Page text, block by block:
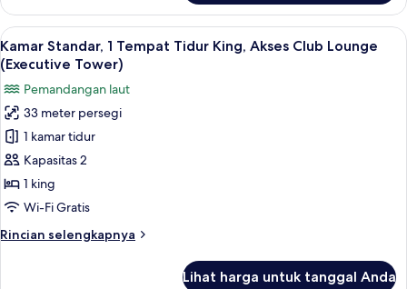
(Executive
Tower)
Kamar
Premium,
1
Tempat
Tidur
King,
Akses
Club
Lounge
(Executive
Lihat
semua
foto
untuk
Kamar
Standar,
1
Tempat
Tidur
Akses
Kamar Standar, 1 Tempat Tidur
3
Kamar Standar, 1 Tempat Tidur King, Akses Club Lounge
(Executive Tower)
Pemandangan laut
33 meter persegi
1 kamar tidur
Kapasitas 2
1 king
Wi-Fi Gratis
Rincian selengkapnya
Rincian
Lihat harga untuk tanggal Anda